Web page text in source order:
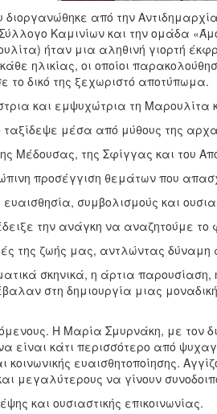
διοργανώθηκε από την
Σύλλογο Καμινίων και την ομάδα
ήταν μια αληθινή γιορτή
ηλικίας, οι οποίοι
το δικό της ξεχωριστό αποτύπωμα.
και εμψυχώτρια τη Μαρουλίτα
ταξίδεψε μέσα από μύθους της
Μέδουσας, της Σφίγγας και του
προσέγγιση θεμάτων που
συμβολισμούς και
την ανάγκη να αναζητούμε το
της ζωής μας, αντλώντας δύναμη
σκηνικά, η άρτια
στη δημιουργία μιας
Η Μαρία Σμυρνάκη, με τον
είναι κάτι περισσότερο από
κοινωνικής ευαισθητοποίησης.
μεγαλύτερους να γίνουν
και ουσιαστικής επικοινωνίας.